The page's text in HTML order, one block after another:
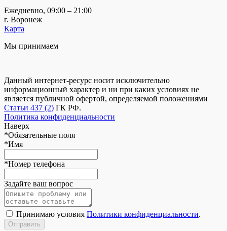
Ежедневно, 09:00 – 21:00
г. Воронеж
Карта
Мы принимаем
Данный интернет-ресурс носит исключительно
информационный характер и ни при каких условиях не
является публичной офертой, определяемой положениями
Статьи 437 (2) ГК РФ.
Политика конфиденциальности
Наверх
*Обязательные поля
*Имя
*Номер телефона
Задайте ваш вопрос
Принимаю условия Политики конфиденциальности.